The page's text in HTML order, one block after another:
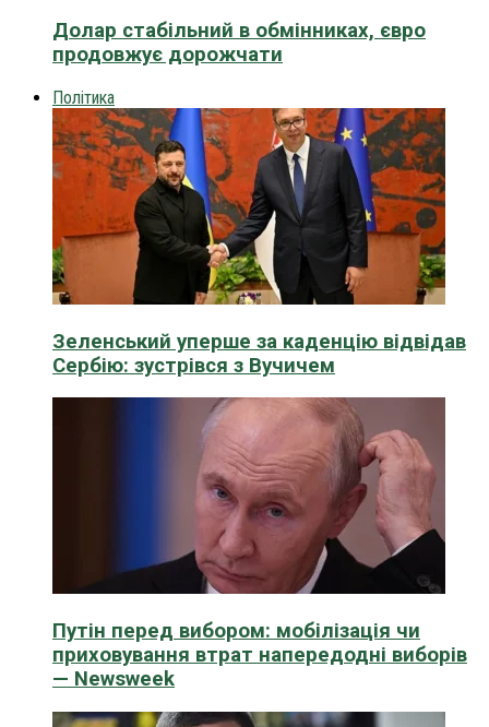
Долар стабільний в обмінниках, євро
продовжує дорожчати
Політика
Зеленський уперше за каденцію відвідав
Сербію: зустрівся з Вучичем
Путін перед вибором: мобілізація чи
приховування втрат напередодні виборів
— Newsweek